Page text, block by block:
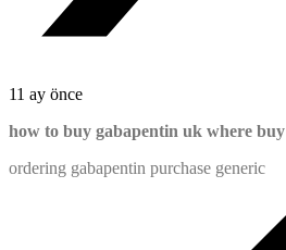
11 ay önce
how to buy gabapentin uk where buy
ordering gabapentin purchase generic